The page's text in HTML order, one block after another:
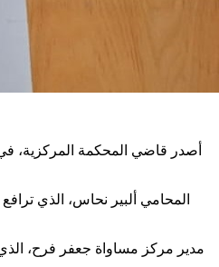
أصدر قاضي المحكمة المركزية،
المحامي ألبير نحاس، الذي
مدير مركز مساواة جعفر فرح،